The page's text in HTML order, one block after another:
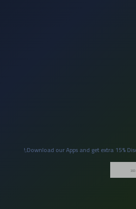
Download our Apps and get extra 15%